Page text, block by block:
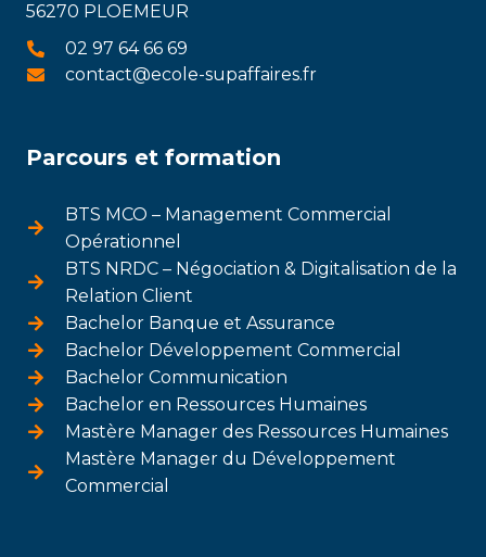
56270 PLOEMEUR
02 97 64 66 69
contact@ecole-supaffaires.fr
Parcours et formation
BTS MCO – Management Commercial
Opérationnel
BTS NRDC – Négociation & Digitalisation de la
Relation Client
Bachelor Banque et Assurance
Bachelor Développement Commercial
Bachelor Communication
Bachelor en Ressources Humaines
Mastère Manager des Ressources Humaines
Mastère Manager du Développement
Commercial